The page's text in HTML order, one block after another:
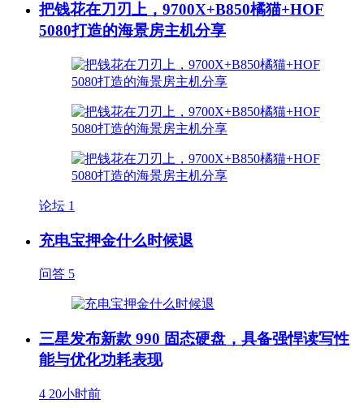
把钱花在刀刃上，9700X+B850橘猫+HOF
5080打造的海景房主机分享
论坛 1
充电宝押金什么时候退
问答 5
三星发布新款 990 固态硬盘，具备强悍读写性
能与优化功耗表现
4 20小时前